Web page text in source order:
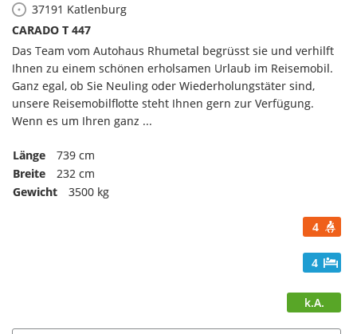
37191 Katlenburg
CARADO T 447
Das Team vom Autohaus Rhumetal begrüsst sie und verhilft
Ihnen zu einem schönen erholsamen Urlaub im Reisemobil.
Ganz egal, ob Sie Neuling oder Wiederholungstäter sind,
unsere Reisemobilflotte steht Ihnen gern zur Verfügung.
Wenn es um Ihren ganz ...
Länge
739 cm
Breite
232 cm
Gewicht
3500 kg
4
4
k.A.